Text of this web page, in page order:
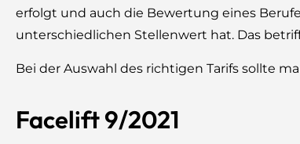
erfolgt und auch die Bewertung eines
unterschiedlichen Stellenwert hat. Das
Bei der Auswahl des richtigen Tarifs sollte
Facelift 9/2021